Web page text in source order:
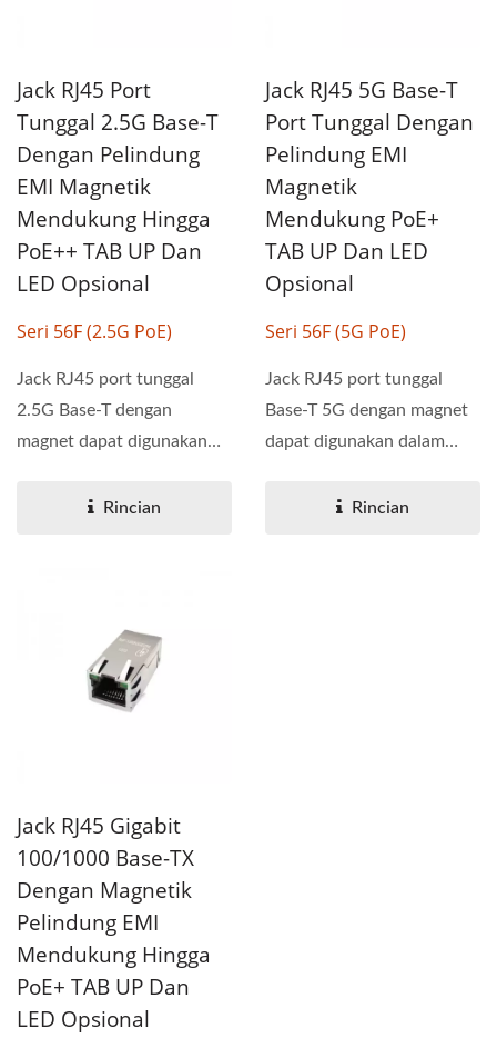
Jack RJ45 Port
Tunggal 2.5G Base-T
Dengan Pelindung
EMI Magnetik
Mendukung Hingga
PoE++ TAB UP Dan
LED Opsional
Seri 56F (2.5G PoE)
Jack RJ45 port tunggal
2.5G Base-T dengan
magnet dapat digunakan
dan PoE++....Rincian
Jack RJ45 5G Base-T
Port Tunggal Dengan
Pelindung EMI
Magnetik
Mendukung PoE+
TAB UP Dan LED
Opsional
Seri 56F (5G PoE)
Jack RJ45 port tunggal
Base-T 5G dengan magnet
dapat digunakan dalam
Rincian
Jack RJ45 Gigabit
100/1000 Base-TX
Dengan Magnetik
Pelindung EMI
Mendukung Hingga
PoE+ TAB UP Dan
LED Opsional